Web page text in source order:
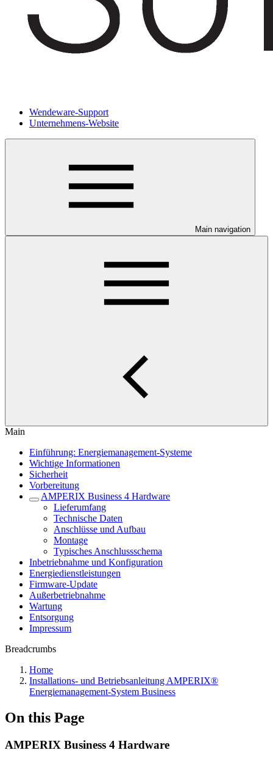
Wendeware-Support
Unternehmens-Website
Main navigation
Main
Einführung: Energiemanagement-Systeme
Wichtige Informationen
Sicherheit
Vorbereitung
AMPERIX Business 4 Hardware
Lieferumfang
Technische Daten
Anschlüsse und Aufbau
Montage
Typisches Anschlussschema
Inbetriebnahme und Konfiguration
Energiedienstleistungen
Firmware-Update
Außerbetriebnahme
Wartung
Entsorgung
Impressum
Breadcrumbs
Home
Installations- und Betriebsanleitung AMPERIX®
Energiemanagement-System Business
On this Page
AMPERIX Business 4 Hardware